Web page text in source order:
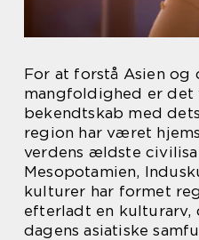
For at forstå Asien og
mangfoldighed er
bekendtskab med
region har været
verdens ældste
Mesopotamien,
kulturer har formet
efterladt en
dagens asiatiske